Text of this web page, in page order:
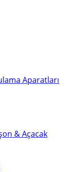
Aparatları
& Açacak